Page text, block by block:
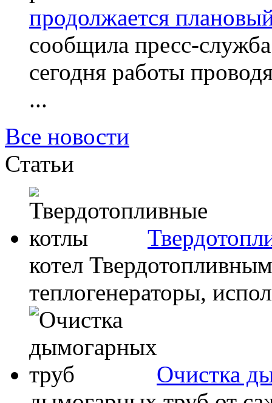
продолжается
сообщила пресс-
сегодня работы
...
Все новости
Статьи
котел
теплогенераторы,
Очистка